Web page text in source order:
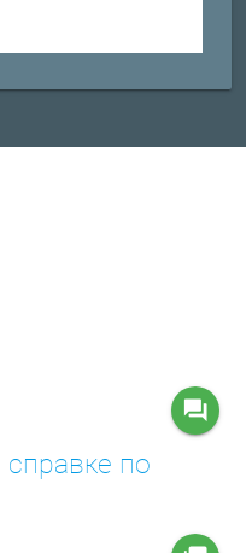
question_answer
справке по